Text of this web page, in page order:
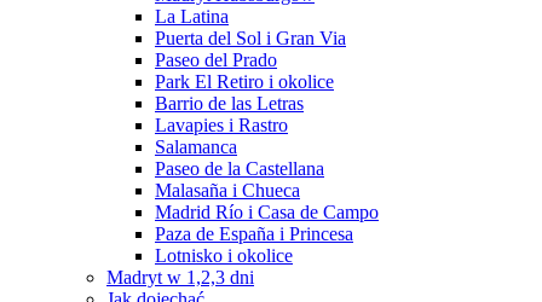
La Latina
Puerta del Sol i Gran Via
Paseo del Prado
Park El Retiro i okolice
Barrio de las Letras
Lavapies i Rastro
Salamanca
Paseo de la Castellana
Malasaña i Chueca
Madrid Río i Casa de Campo
Paza de España i Princesa
Lotnisko i okolice
Madryt w 1,2,3 dni